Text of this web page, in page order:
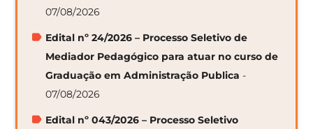
07/08/2026
Edital nº 24/2026 – Processo Seletivo de
Mediador Pedagógico para atuar no curso de
Graduação em Administração Publica -
07/08/2026
Edital nº 043/2026 – Processo Seletivo